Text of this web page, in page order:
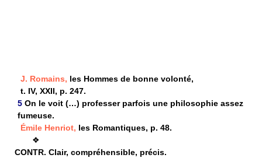
J. Romains, les Hommes de bonne volonté,
t. IV, XXII, p. 247.
5 On le voit (…) professer parfois une philosophie assez
fumeuse.
Émile Henriot, les Romantiques, p. 48.
❖
CONTR. Clair, compréhensible, précis.